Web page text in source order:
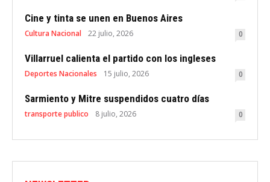
Cine y tinta se unen en Buenos Aires
Cultura Nacional 22 julio, 2026 0
Villarruel calienta el partido con los ingleses
Deportes Nacionales 15 julio, 2026 0
Sarmiento y Mitre suspendidos cuatro días
transporte publico 8 julio, 2026 0